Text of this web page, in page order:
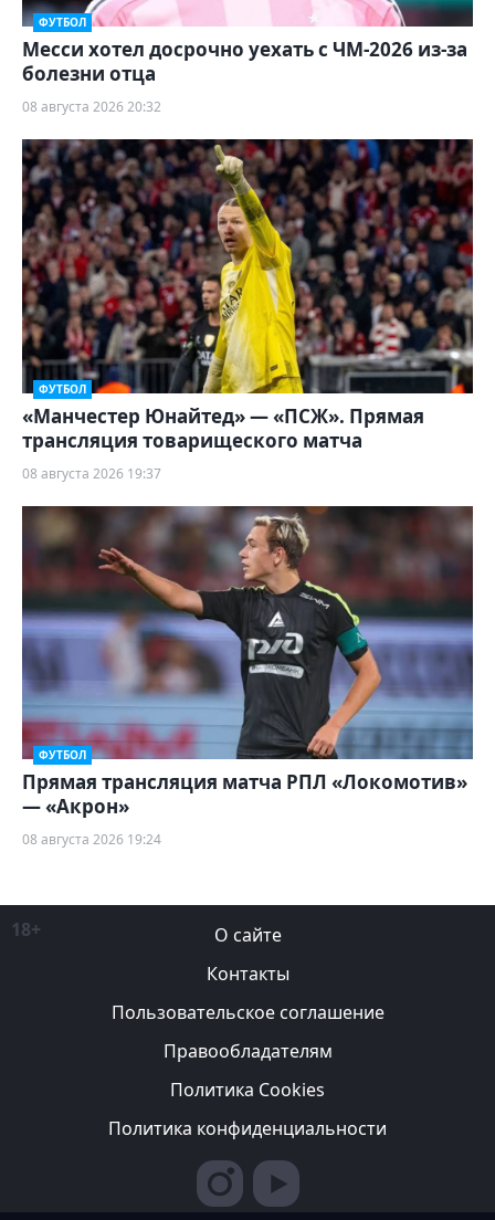
ФУТБОЛ
Месси хотел досрочно уехать с ЧМ-2026 из-за
болезни отца
08 августа 2026 20:32
ФУТБОЛ
«Манчестер Юнайтед» — «ПСЖ». Прямая
трансляция товарищеского матча
08 августа 2026 19:37
ФУТБОЛ
Прямая трансляция матча РПЛ «Локомотив»
— «Акрон»
08 августа 2026 19:24
18+
О сайте
Контакты
Пользовательское соглашение
Правообладателям
Политика Cookies
Политика конфиденциальности